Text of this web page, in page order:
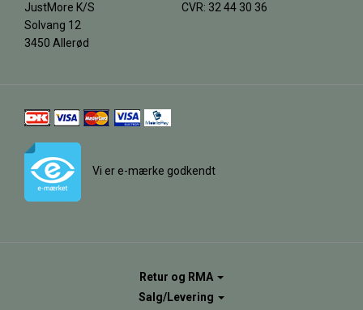
JustMore K/S
Solvang 12
3450 Allerød
CVR: 32 44 30 36
Vi er e-mærke godkendt
Retur og RMA
Salg/Levering